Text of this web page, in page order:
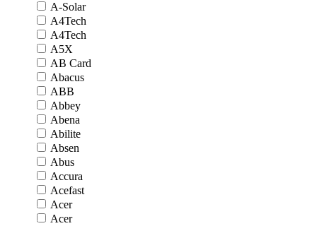
A-Solar
A4Tech
A4Tech
A5X
AB Card
Abacus
ABB
Abbey
Abena
Abilite
Absen
Abus
Accura
Acefast
Acer
Acer